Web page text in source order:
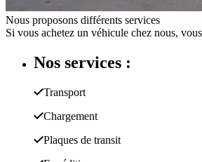
Nous proposons différents services
Si vous achetez un véhicule chez nous,
Nos services :
Transport
Chargement
Plaques de transit